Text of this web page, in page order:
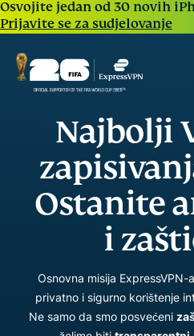
Osvojite jedan od 30 novih
Prijavite se za sudjelovanje
Najbolji
Ostanite
i
Osnovna misija
privatno i sigurno korištenje
Ne samo da smo posvećeni